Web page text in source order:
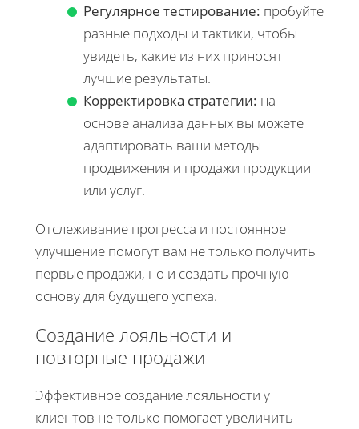
Регулярное тестирование: пробуйте
разные подходы и тактики, чтобы
увидеть, какие из них приносят
лучшие результаты.
Корректировка стратегии: на
основе анализа данных вы можете
адаптировать ваши методы
продвижения и продажи продукции
или услуг.
Отслеживание прогресса и постоянное
улучшение помогут вам не только получить
первые продажи, но и создать прочную
основу для будущего успеха.
Создание лояльности и
повторные продажи
Эффективное создание лояльности у
клиентов не только помогает увеличить